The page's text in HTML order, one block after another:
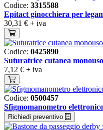
Codice: 3315588
Epitact ginocchiera per
30,31 € + iva
Codice: 0425890
Suturatrice cutanea
7,12 € + iva
Codice: 0500457
Sfigmomanometro
Richiedi preventivo